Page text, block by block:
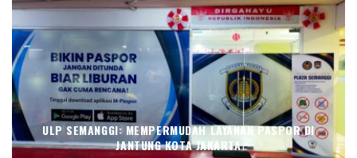
ULP SEMANGGI: MEMPERMUDAH LAYANAN PASPOR DI
JANTUNG KOTA JAKARTA